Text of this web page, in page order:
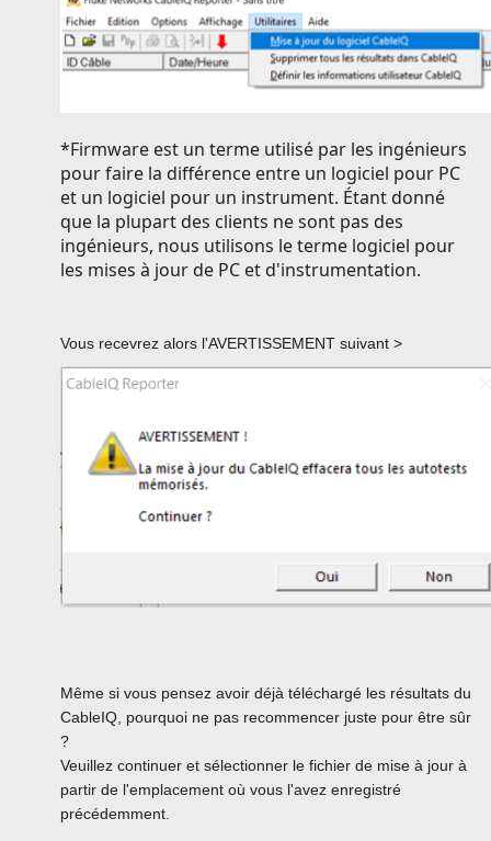
*Firmware est un terme utilisé par les ingénieurs
pour faire la différence entre un logiciel pour PC
et un logiciel pour un instrument. Étant donné
que la plupart des clients ne sont pas des
ingénieurs, nous utilisons le terme logiciel pour
les mises à jour de PC et d'instrumentation.
Vous recevrez alors l'AVERTISSEMENT suivant >
Même si vous pensez avoir déjà téléchargé les résultats du
CableIQ, pourquoi ne pas recommencer juste pour être sûr
?
Veuillez continuer et sélectionner le fichier de mise à jour à
partir de l'emplacement où vous l'avez enregistré
précédemment.